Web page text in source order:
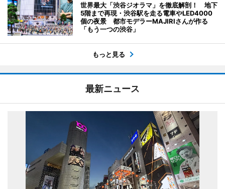
世界最大「渋谷ジオラマ」を徹底解剖！ 地下
5階まで再現・渋谷駅を走る電車やLED4000
個の夜景 都市モデラーMAJIRIさんが作る
「もう一つの渋谷」
もっと見る
最新ニュース